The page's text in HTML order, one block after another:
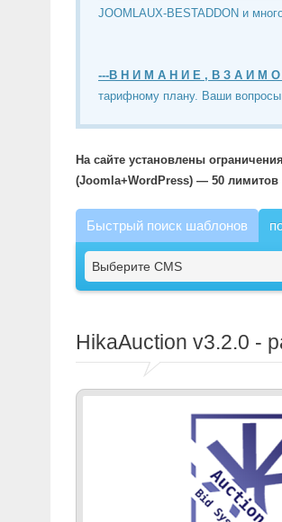
JOOMLAUX-BESTADDON и
---В Н И М А Н И Е , В З А И М О
тарифному плану. Ваши
На сайте установлены
(Joomla+WordPress) — 50 лимитов
Быстрый поиск шаблонов
Выберите CMS
HikaAuction v3.2.0 -